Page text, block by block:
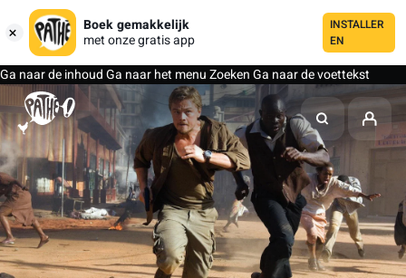
Boek gemakkelijk
met onze gratis app
INSTALLER
EN
Ga naar de inhoudGa naar het menuZoekenGa naar de voettekst